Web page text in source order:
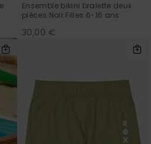
Ensemble bikini bralette deux
pièces Noir Filles 6-16 ans
30,00 €